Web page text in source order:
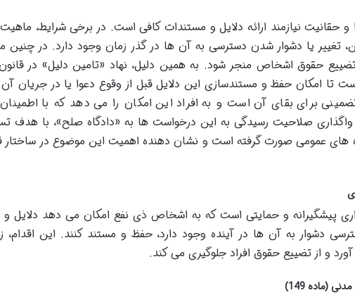
حقانیت نیازمند ارائه دلایل و مستندات کافی است. در برخی شرایط،
تغییر یا دشوار شدن دسترسی به آن ها در گذر زمان وجود دارد. در چنین
حقوق اشخاص منجر شود. به همین دلیل، نهاد «تامین دلیل» در
تا امکان حفظ و مستندسازی این دلایل قبل از وقوع دعوا یا در جریان آن
تضمینی برای بقای آن است و به افراد این امکان را می دهد که با
صلاحیت رسیدگی به این درخواست ها به «دادگاه صلح»، با هدف
های عمومی صورت گرفته است و نشان دهنده اهمیت این موضوع در ساختار
پیشگیرانه و حمایتی است که به اشخاص ذی نفع امکان می دهد دلایل و
دشوار به آن ها در آینده وجود دارد، حفظ و مستند کنند. این اقدام،
و از تضییع حقوق افراد جلوگیری می کند.
(ماده 149)